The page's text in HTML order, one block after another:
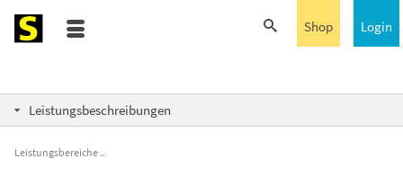
Login
Shop
Leistungsbeschreibungen
Leistungsbereiche